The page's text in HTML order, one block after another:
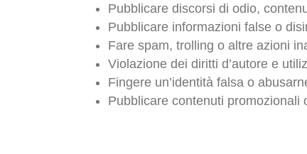
Pubblicare discorsi di odio,
Pubblicare informazioni false o
Fare spam, trolling o altre azioni
Violazione dei diritti d’autore e
Fingere un’identità falsa o
Pubblicare contenuti promozionali